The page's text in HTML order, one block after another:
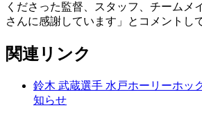
くださった監督、スタッフ、チームメ
さんに感謝しています」とコメントし
関連リンク
鈴木 武蔵選手 水戸ホーリーホッ
知らせ